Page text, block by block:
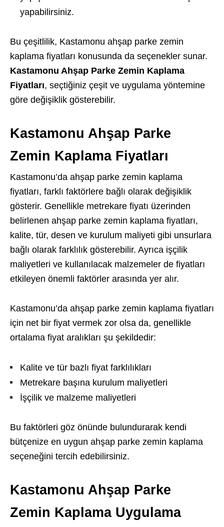
yapabilirsiniz.
Bu çeşitlilik, Kastamonu ahşap parke zemin
kaplama fiyatları konusunda da seçenekler sunar.
Kastamonu Ahşap Parke Zemin Kaplama
Fiyatları, seçtiğiniz çeşit ve uygulama yöntemine
göre değişiklik gösterebilir.
Kastamonu Ahşap Parke
Zemin Kaplama Fiyatları
Kastamonu’da ahşap parke zemin kaplama
fiyatları, farklı faktörlere bağlı olarak değişiklik
gösterir. Genellikle metrekare fiyatı üzerinden
belirlenen ahşap parke zemin kaplama fiyatları,
kalite, tür, desen ve kurulum maliyeti gibi unsurlara
bağlı olarak farklılık gösterebilir. Ayrıca işçilik
maliyetleri ve kullanılacak malzemeler de fiyatları
etkileyen önemli faktörler arasında yer alır.
Kastamonu’da ahşap parke zemin kaplama fiyatları
için net bir fiyat vermek zor olsa da, genellikle
ortalama fiyat aralıkları şu şekildedir:
Kalite ve tür bazlı fiyat farklılıkları
Metrekare başına kurulum maliyetleri
İşçilik ve malzeme maliyetleri
Bu faktörleri göz önünde bulundurarak kendi
bütçenize en uygun ahşap parke zemin kaplama
seçeneğini tercih edebilirsiniz.
Kastamonu Ahşap Parke
Zemin Kaplama Uygulama